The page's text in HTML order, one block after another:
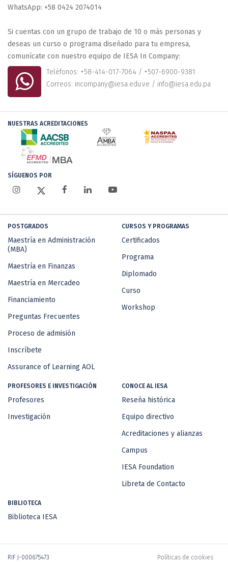
WhatsApp: +58 0424 2074014
Si cuentas con un grupo de trabajo de 10 o más personas y
deseas un curso o programa diseñado para tu empresa,
comunícate con nuestro equipo de IESA In Company:
Teléfonos: +58-414-017-7064 / +507-6900-9381
Correos: incompany@iesa.edu.ve / info@iesa.edu.pa
NUESTRAS ACREDITACIONES
SÍGUENOS POR
POSTGRADOS
Maestría en Administración
(MBA)
Maestría en Finanzas
Maestría en Mercadeo
Financiamiento
Preguntas Frecuentes
Proceso de admisión
Inscríbete
Assurance of Learning AOL
CURSOS Y PROGRAMAS
Certificados
Programa
Diplomado
Curso
Workshop
PROFESORES E INVESTIGACIÓN
Profesores
Investigación
CONOCE AL IESA
Reseña histórica
Equipo directivo
Acreditaciones y alianzas
Campus
IESA Foundation
Libreta de Contacto
BIBLIOTECA
Biblioteca IESA
RIF J-000675473 Políticas de cookies